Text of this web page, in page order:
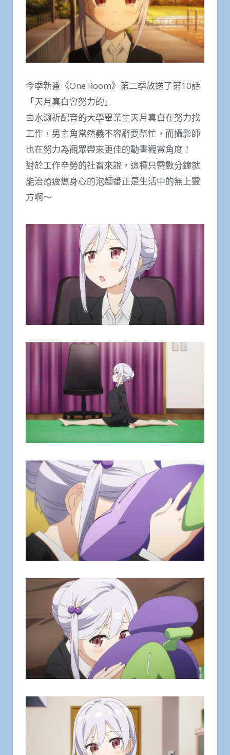
今季新番《One Room》第二季放送了第10話
「天月真白會努力的」
由水瀨祈配音的大學畢業生天月真白在努力找
工作，男主角當然義不容辭要幫忙，而攝影師
也在努力為觀眾帶來更佳的動畫觀賞角度！
對於工作辛勞的社畜來說，這種只需數分鐘就
能治癒疲憊身心的泡麵番正是生活中的無上靈
方啊～